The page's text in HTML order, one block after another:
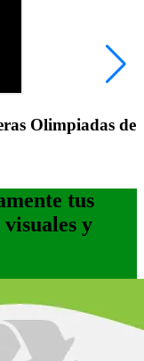
Olimpiadas de
tus
y